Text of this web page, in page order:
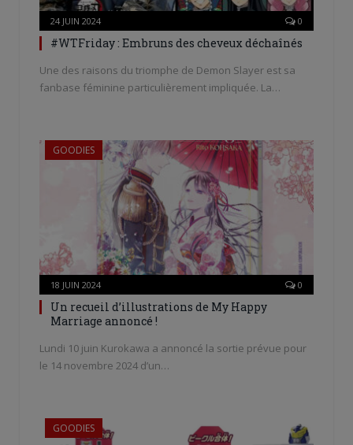
24 JUIN 2024 0
#WTFriday : Embruns des cheveux déchaînés
Une des raisons du triomphe de Demon Slayer est sa
fanbase féminine particulièrement impliquée. La…
GOODIES
18 JUIN 2024 0
Un recueil d’illustrations de My Happy
Marriage annoncé !
Lundi 10 juin Kurokawa a annoncé la sortie prévue pour
le 14 novembre 2024 d’un…
GOODIES